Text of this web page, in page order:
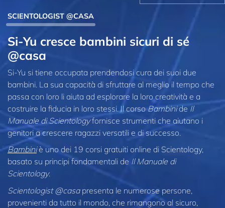
SCIENTOLOGIST @CASA
Si-Yu cresce bambini sicuri di sé
@casa
Si-Yu si tiene occupata prendendosi cura dei suoi due
bambini. La sua capacità di sfruttare al meglio il tempo che
passa con loro li aiuta ad esplorare la loro creatività e a
costruire la fiducia in loro stessi. Il corsoBambinideIl
Manuale di Scientologyfornisce strumenti che aiutano i
genitori a crescere ragazzi versatili e di successo.
Bambiniè uno dei 19 corsi gratuiti online di Scientology,
basato su principi fondamentali de Il Manuale di
Scientology.
Scientologist @casapresenta le numerose persone,
provenienti da tutto il mondo, che rimangono al sicuro,